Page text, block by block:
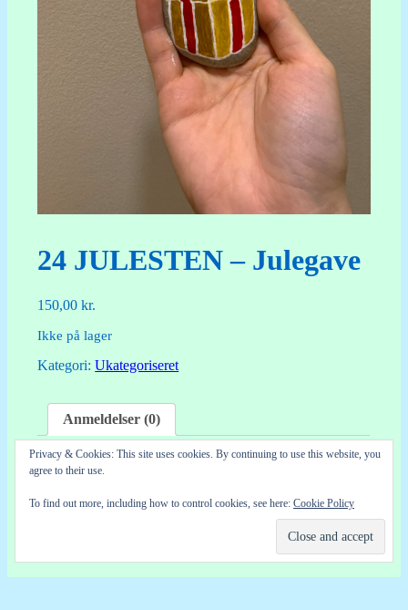
24 JULESTEN – Julegave
150,00kr.
Ikke på lager
Kategori:Ukategoriseret
Anmeldelser (0)
Anmeldelser
Der er endnu ikke nogle anmeldelser.
Kun kunder, der er logget ind og har købt denne vare,
Privacy & Cookies: This site uses cookies. By continuing to use this website, you
agree to their use.
To find out more, including how to control cookies, see here: Cookie Policy